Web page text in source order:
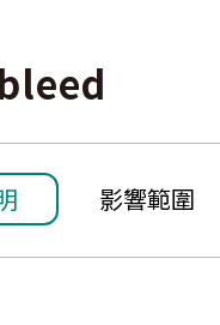
影響範圍